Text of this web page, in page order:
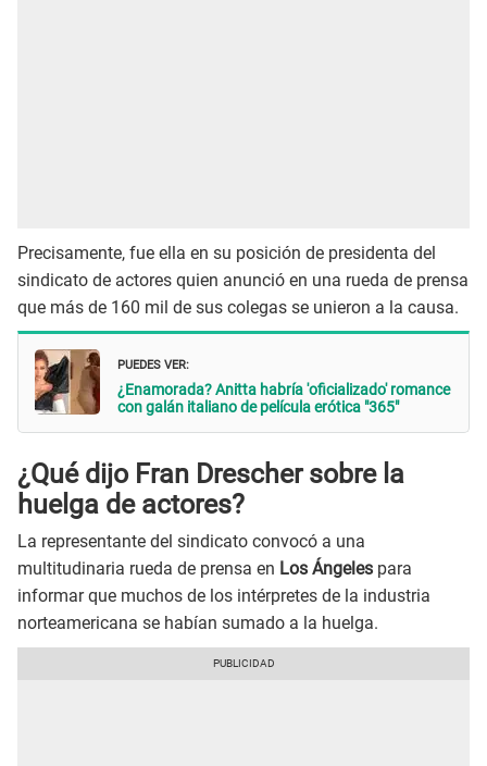
Precisamente, fue ella en su posición de presidenta del
sindicato de actores quien anunció en una rueda de prensa
que más de 160 mil de sus colegas se unieron a la causa.
PUEDES VER:
¿Enamorada? Anitta habría 'oficializado' romance
con galán italiano de película erótica "365"
¿Qué dijo Fran Drescher sobre la
huelga de actores?
La representante del sindicato convocó a una
multitudinaria rueda de prensa en Los Ángeles para
informar que muchos de los intérpretes de la industria
norteamericana se habían sumado a la huelga.